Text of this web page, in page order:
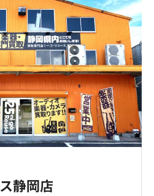
静岡店